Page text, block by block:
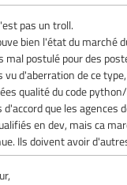
pas un troll.
bien l'état du marché
mal postulé pour des
vu d'aberration de ce
qualité du code
d'accord que les
en dev, mais ca
Ils doivent avoir